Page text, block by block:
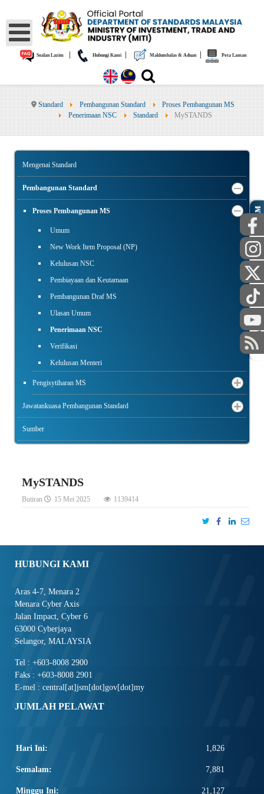
Soalan Lazim| Hubungi Kami| Maklumbalas & Aduan| Peta Laman
Standard Pembangunan Standard
Proses Pembangunan MS
Penerimaan NSC
Standard MySTANDS
Mengenai Standard
Pembangunan Standard
Proses Pembangunan MS
Umum
New Work Item Proposal (NP)
Kelulusan NSC
Pembiayaan dan Keutamaan
Pembangunan Draf MS
Ulasan Umum
Penerimaan NSC
Verifikasi
Kelulusan Menteri
Pengisytiharan MS
Jawatankuasa Pembangunan Standard
Sumber
MySTANDS
Butiran 15 Mei 2025 1139414
HUBUNGI KAMI
Aras 4-7, Menara 2
Menara Cyber Axis
Jalan Impact, Cyber 6
63000 Cyberjaya
Selangor, MALAYSIA
Tel : +603-8008 2900
Faks : +603-8008 2901
E-mel : central[at]jsm[dot]gov[dot]my
JUMLAH PELAWAT
Hari Ini: 1,826
Semalam: 7,881
Minggu Ini: 21,127
AWAM
STAF